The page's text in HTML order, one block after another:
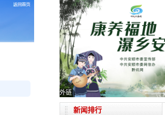
外链
新闻排行